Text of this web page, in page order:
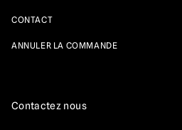
CONTACT
ANNULER LA COMMANDE
Contactez nous